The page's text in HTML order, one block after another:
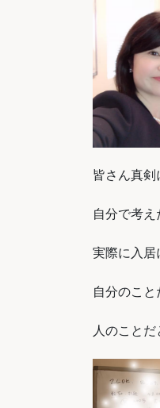
皆さん真剣
自分で考
実際に入居
自分のこと
人のことだ